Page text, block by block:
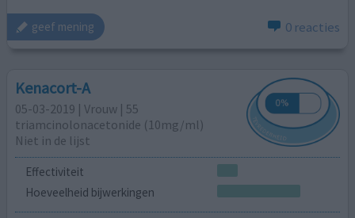
geef mening 0 reacties
Kenacort-A
05-03-2019 | Vrouw | 55
triamcinolonacetonide (10mg/ml)
Niet in de lijst
Effectiviteit
Hoeveelheid bijwerkingen